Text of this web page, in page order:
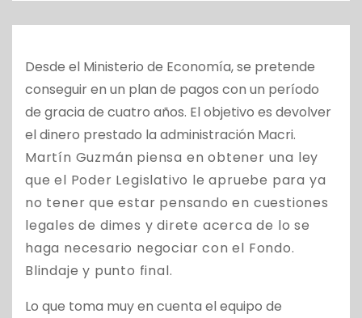
Desde el Ministerio de Economía, se pretende
conseguir en un plan de pagos con un período
de gracia de cuatro años. El objetivo es devolver
el dinero prestado la administración Macri.
Martín Guzmán piensa en obtener una ley
que el Poder Legislativo le apruebe para ya
no tener que estar pensando en cuestiones
legales de dimes y direte acerca de lo se
haga necesario negociar con el Fondo.
Blindaje y punto final.
Lo que toma muy en cuenta el equipo de